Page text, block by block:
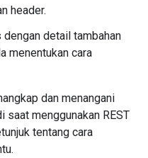
header.
detail tambahan
menentukan cara
dan menangani
saat menggunakan REST
tentang cara